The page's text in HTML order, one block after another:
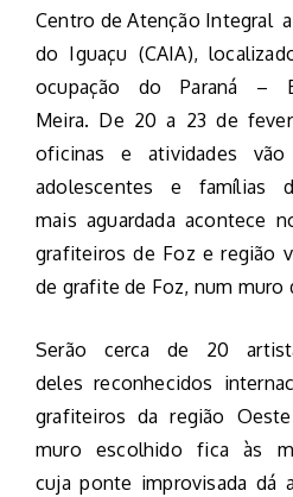
Centro de Atenção Integral
do Iguaçu (CAIA),
ocupação do Paraná –
Meira. De 20 a 23 de
oficinas e atividades vão
adolescentes e famílias
mais aguardada acontece
grafiteiros de Foz e região
de grafite de Foz, num muro
Serão cerca de 20
deles reconhecidos
grafiteiros da região
muro escolhido fica às
cuja ponte improvisada